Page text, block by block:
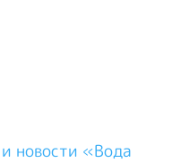
новости «Вода